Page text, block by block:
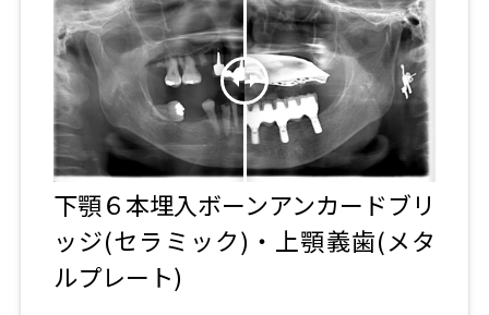
下顎６本埋入ボーンアンカードブリ
ッジ(セラミック)・上顎義歯(メタ
ルプレート)